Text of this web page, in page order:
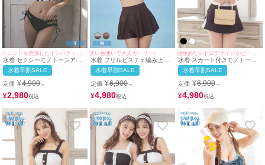
水着 セクシーモノトーンアニ
マルカットアウトビスチェビキ
ニ水着早割SALE
定価 ¥4,900→
¥2,980
淡い色使いで大人ガーリー♪
水着 フリルビスチェ編み上げ
リボンガーリー体型カバーショ
ートパンツフレアスカートハイ
ウエストビキニ
水着早割SALE
定価 ¥6,900→
¥4,980
水着 スカート付きモノトーン
デザインガーリー体型カバータ
ンキニガーリービキニ
水着早割SALE
定価 ¥6,900→
¥4,980